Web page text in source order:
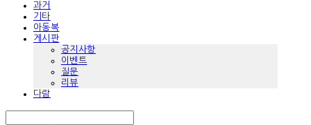
과거
기타
아동복
게시판
공지사항
이벤트
질문
리뷰
다람